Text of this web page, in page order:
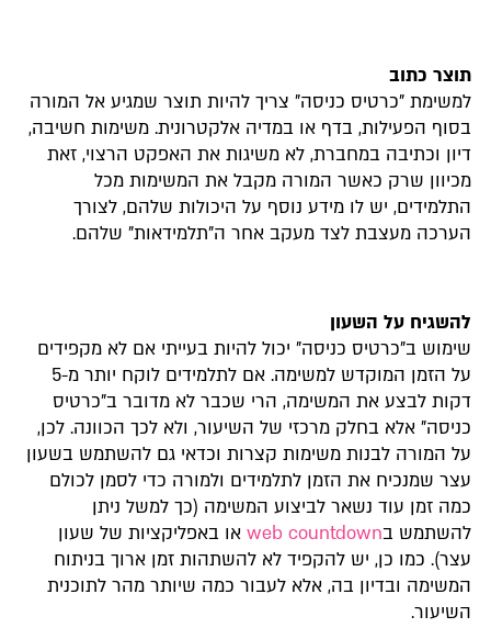
תוצר כתוב
למשימת "כרטיס כניסה" צריך להיות תוצר שמגיע אל המורה
בסוף הפעילות, בדף או במדיה אלקטרונית. משימות חשיבה,
דיון וכתיבה במחברת, לא משיגות את האפקט הרצוי, זאת
מכיוון שרק כאשר המורה מקבל את המשימות מכל
התלמידים, יש לו מידע נוסף על היכולות שלהם, לצורך
הערכה מעצבת לצד מעקב אחר ה"תלמידאות" שלהם.
להשגיח על השעון
שימוש ב"כרטיס כניסה" יכול להיות בעייתי אם לא מקפידים
על הזמן המוקדש למשימה. אם לתלמידים לוקח יותר מ-5
דקות לבצע את המשימה, הרי שכבר לא מדובר ב"כרטיס
כניסה" אלא בחלק מרכזי של השיעור, ולא לכך הכוונה. לכן,
על המורה לבנות משימות קצרות וכדאי גם להשתמש בשעון
עצר שמנכיח את הזמן לתלמידים ולמורה כדי לסמן לכולם
כמה זמן עוד נשאר לביצוע המשימה (כך למשל ניתן
להשתמש בweb countdownאו באפליקציות של שעון
עצר). כמו כן, יש להקפיד לא להשתהות זמן ארוך בניתוח
המשימה ובדיון בה, אלא לעבור כמה שיותר מהר לתוכנית
השיעור.